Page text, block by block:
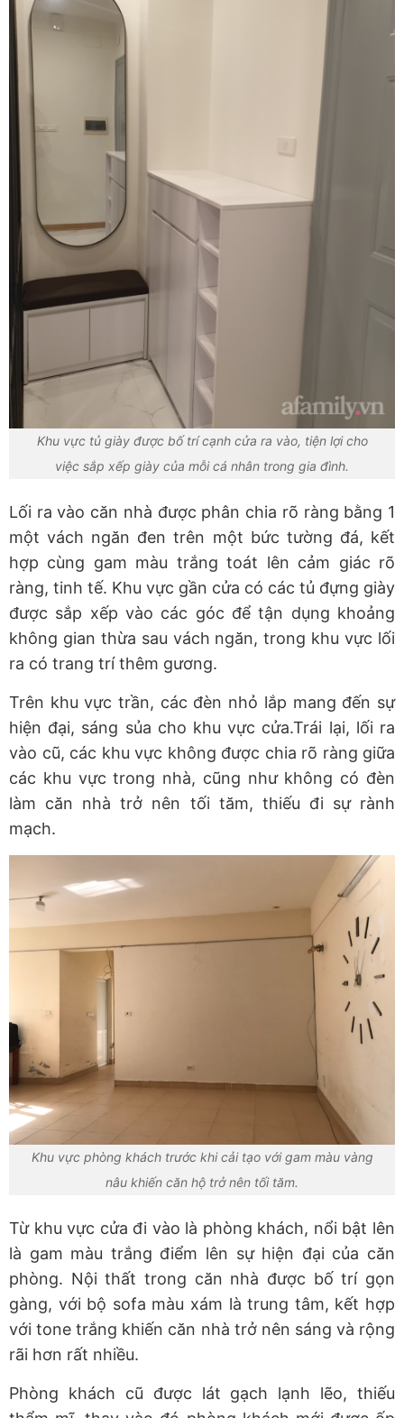
Khu vực tủ giày được bố trí cạnh cửa ra vào, tiện lợi cho
việc sắp xếp giày của mỗi cá nhân trong gia đình.
Lối ra vào căn nhà được phân chia rõ ràng bằng 1
một vách ngăn đen trên một bức tường đá, kết
hợp cùng gam màu trắng toát lên cảm giác rõ
ràng, tinh tế. Khu vực gần cửa có các tủ đựng giày
được sắp xếp vào các góc để tận dụng khoảng
không gian thừa sau vách ngăn, trong khu vực lối
ra có trang trí thêm gương.
Trên khu vực trần, các đèn nhỏ lắp mang đến sự
hiện đại, sáng sủa cho khu vực cửa.Trái lại, lối ra
vào cũ, các khu vực không được chia rõ ràng giữa
các khu vực trong nhà, cũng như không có đèn
làm căn nhà trở nên tối tăm, thiếu đi sự rành
mạch.
Khu vực phòng khách trước khi cải tạo với gam màu vàng
nâu khiến căn hộ trở nên tối tăm.
Từ khu vực cửa đi vào là phòng khách, nổi bật lên
là gam màu trắng điểm lên sự hiện đại của căn
phòng. Nội thất trong căn nhà được bố trí gọn
gàng, với bộ sofa màu xám là trung tâm, kết hợp
với tone trắng khiến căn nhà trở nên sáng và rộng
rãi hơn rất nhiều.
Phòng khách cũ được lát gạch lạnh lẽo, thiếu